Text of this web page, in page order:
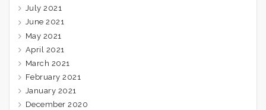
July 2021
June 2021
May 2021
April 2021
March 2021
February 2021
January 2021
December 2020